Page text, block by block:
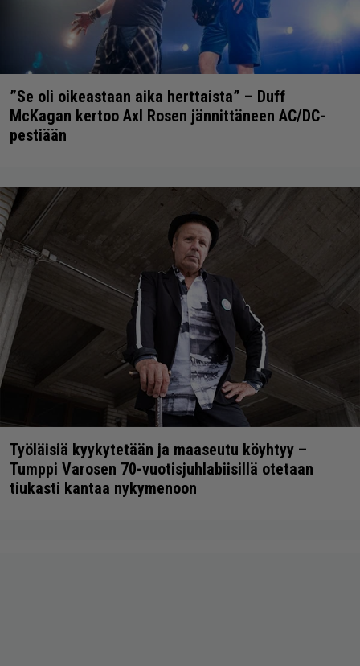
”Se oli oikeastaan aika herttaista” – Duff
McKagan kertoo Axl Rosen jännittäneen AC/DC-
pestiään
Työläisiä kyykytetään ja maaseutu köyhtyy –
Tumppi Varosen 70-vuotisjuhlabiisillä otetaan
tiukasti kantaa nykymenoon